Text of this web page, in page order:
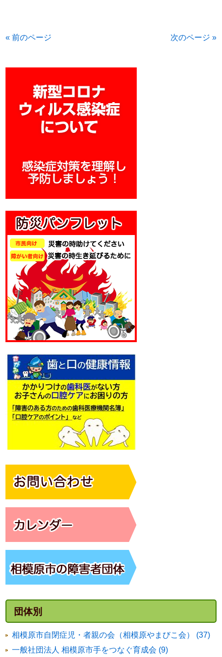
« 前のページ 次のページ »
団体別
相模原市自閉症児・者親の会（相模原やまびこ会） (37)
一般社団法人 相模原市手をつなぐ育成会 (9)